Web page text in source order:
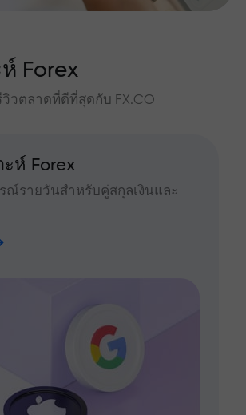
Forex
วตลาดที่ดีที่สุดกับ FX.CO
ะห์ Forex
ณ์รายวันสำหรับคู่สกุลเงินและ